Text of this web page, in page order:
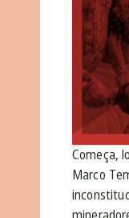
Começa,
Marco